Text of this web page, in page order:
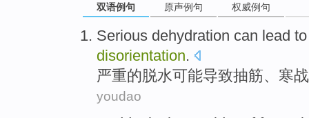
双语例句 原声例句 权威例句
Serious dehydration can lead to
disorientation.
严重的脱水可能导致抽筋、 寒战
youdao